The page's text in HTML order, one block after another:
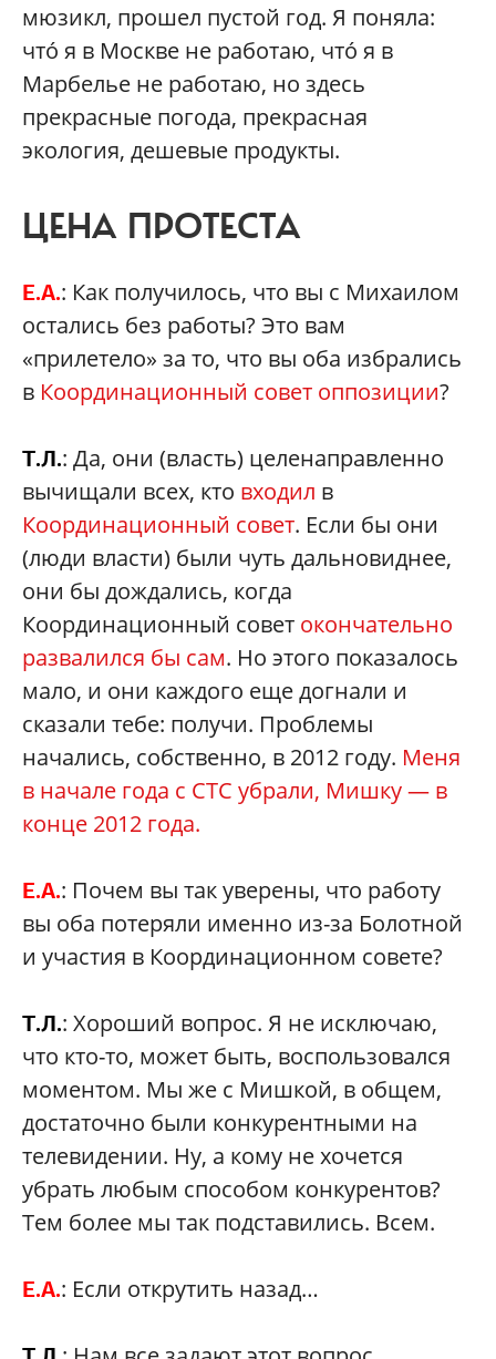
мюзикл, прошел пустой год. Я поняла:
чтó я в Москве не работаю, чтó я в
Марбелье не работаю, но здесь
прекрасные погода, прекрасная
экология, дешевые продукты.
ЦЕНА ПРОТЕСТА
Е.А.: Как получилось, что вы с Михаилом
остались без работы? Это вам
«прилетело» за то, что вы оба избрались
в Координационный совет оппозиции?
Т.Л.: Да, они (власть) целенаправленно
вычищали всех, кто входил в
Координационный совет. Если бы они
(люди власти) были чуть дальновиднее,
они бы дождались, когда
Координационный совет окончательно
развалился бы сам. Но этого показалось
мало, и они каждого еще догнали и
сказали тебе: получи. Проблемы
начались, собственно, в 2012 году. Меня
в начале года с СТС убрали, Мишку — в
конце 2012 года.
Е.А.: Почем вы так уверены, что работу
вы оба потеряли именно из-за Болотной
и участия в Координационном совете?
Т.Л.: Хороший вопрос. Я не исключаю,
что кто-то, может быть, воспользовался
моментом. Мы же с Мишкой, в общем,
достаточно были конкурентными на
телевидении. Ну, а кому не хочется
убрать любым способом конкурентов?
Тем более мы так подставились. Всем.
Е.А.: Если открутить назад…